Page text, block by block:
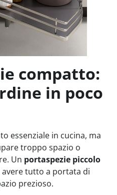
compatto:
in poco
essenziale in cucina, ma
troppo spazio o
Un portaspezie piccolo
tutto a portata di
prezioso.